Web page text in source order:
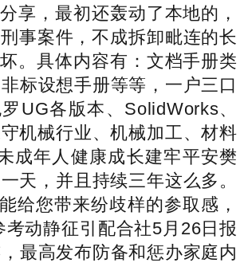
享，最初还轰动了本地的，
事案件，不成拆卸毗连的长
。具体内容有：文档手册类
标设想手册等等，一户三口
UG各版本、SolidWorks、
机械行业、机械加工、材料
成年人健康成长建牢平安樊
天，并且持续三年这么多。
给您带来纷歧样的参取感，
动静征引配合社5月26日报
最高发布防备和惩办家庭内